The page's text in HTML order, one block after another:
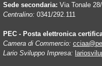
Sede secondaria: Via Tonale
Centralino: 0341/292.111
PEC - Posta elettronica
Camera di Commercio:
Lario Sviluppo Impresa: